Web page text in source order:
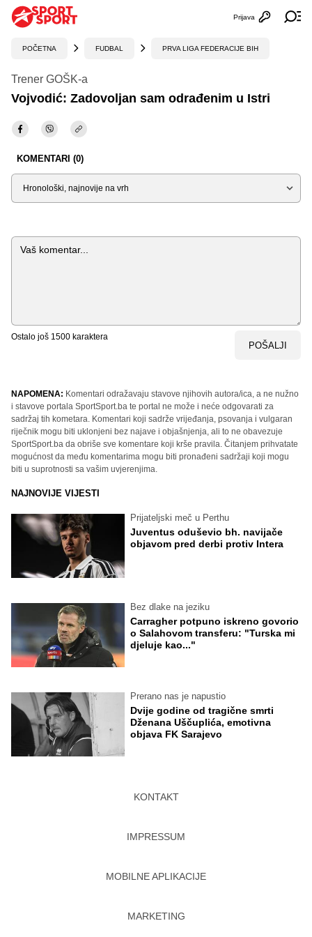
Otvori
Prijava
POČETNA FUDBAL PRVA LIGA FEDERACIJE BIH
Trener GOŠK-a
Vojvodić: Zadovoljan sam odrađenim u Istri
KOMENTARI (0)
Sortiraj
Komentar
Ostalo još 1500 karaktera
POŠALJI
NAPOMENA: Komentari odražavaju stavove njihovih autora/ica, a ne nužno
i stavove portala SportSport.ba te portal ne može i neće odgovarati za
sadržaj tih kometara. Komentari koji sadrže vrijeđanja, psovanja i vulgaran
riječnik mogu biti uklonjeni bez najave i objašnjenja, ali to ne obavezuje
SportSport.ba da obriše sve komentare koji krše pravila. Čitanjem prihvatate
mogućnost da među komentarima mogu biti pronađeni sadržaji koji mogu
biti u suprotnosti sa vašim uvjerenjima.
NAJNOVIJE VIJESTI
Prijateljski meč u Perthu
Juventus oduševio bh. navijače
objavom pred derbi protiv Intera
Bez dlake na jeziku
Carragher potpuno iskreno govorio
o Salahovom transferu: "Turska mi
djeluje kao..."
Prerano nas je napustio
Dvije godine od tragične smrti
Dženana Uščuplića, emotivna
objava FK Sarajevo
KONTAKT
IMPRESSUM
MOBILNE APLIKACIJE
MARKETING